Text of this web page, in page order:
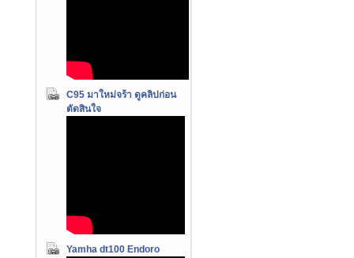
C95 มาใหม่จร้า ดูคลิปก่อน
ตัดสินใจ
Yamha dt100 Endoro